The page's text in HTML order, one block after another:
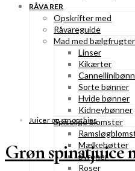
RÅVARER
Opskrifter med
Råvareguide
Mad med bælgfrugter
Linser
Kikærter
Sorte bønner
Hvide bønner
Kidneybønner
Spiselige blomster
Mælkebøtter
Syrener
Roser
Juicer og smoothies
Grøn spinatjuice